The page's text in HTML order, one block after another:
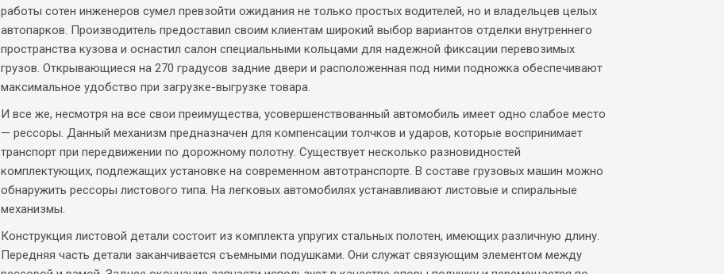
работы сотен инженеров сумел превзойти ожидания не только простых водителей, но и владельцев целых
автопарков. Производитель предоставил своим клиентам широкий выбор вариантов отделки внутреннего
пространства кузова и оснастил салон специальными кольцами для надежной фиксации перевозимых
грузов. Открывающиеся на 270 градусов задние двери и расположенная под ними подножка обеспечивают
максимальное удобство при загрузке-выгрузке товара.
И все же, несмотря на все свои преимущества, усовершенствованный автомобиль имеет одно слабое место
— рессоры. Данный механизм предназначен для компенсации толчков и ударов, которые воспринимает
транспорт при передвижении по дорожному полотну. Существует несколько разновидностей
комплектующих, подлежащих установке на современном автотранспорте. В составе грузовых машин можно
обнаружить рессоры листового типа. На легковых автомобилях устанавливают листовые и спиральные
механизмы.
Конструкция листовой детали состоит из комплекта упругих стальных полотен, имеющих различную длину.
Передняя часть детали заканчивается съемными подушками. Они служат связующим элементом между